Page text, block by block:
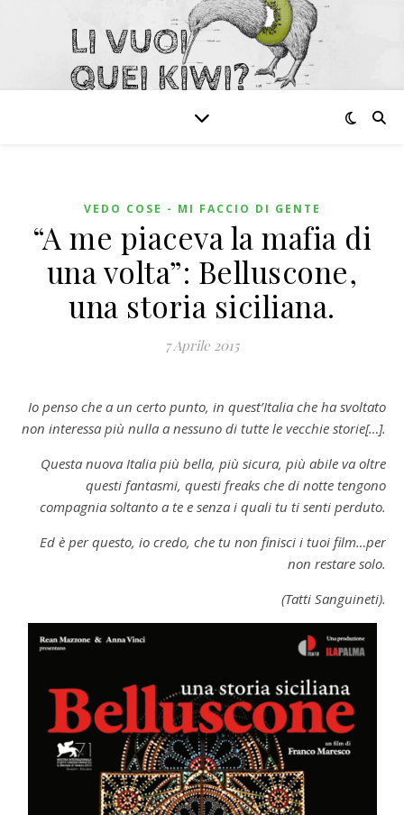
VEDO COSE - MI FACCIO DI GENTE
“A me piaceva la mafia di
una volta”: Belluscone,
una storia siciliana.
7 Aprile 2015
Io penso che a un certo punto, in quest’Italia che ha svoltato
non interessa più nulla a nessuno di tutte le vecchie storie[…].
Questa nuova Italia più bella, più sicura, più abile va oltre
questi fantasmi, questi freaks che di notte tengono
compagnia soltanto a te e senza i quali tu ti senti perduto.
Ed è per questo, io credo, che tu non finisci i tuoi film…per
non restare solo.
(Tatti Sanguineti).